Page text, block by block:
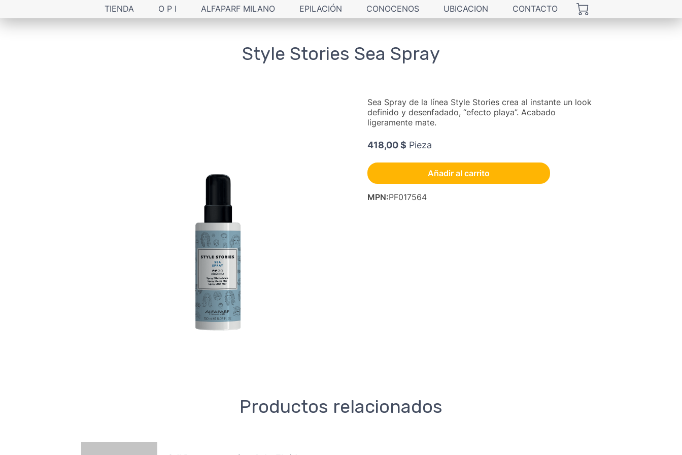
TIENDA O P I ALFAPARF MILANO EPILACIÓN CONOCENOS UBICACION CONTACTO
Style Stories Sea Spray
Sea Spray de la línea Style Stories crea al instante un look
definido y desenfadado, “efecto playa”. Acabado
ligeramente mate.
418,00 $ Pieza
Añadir al carrito
MPN:PF017564
Productos relacionados